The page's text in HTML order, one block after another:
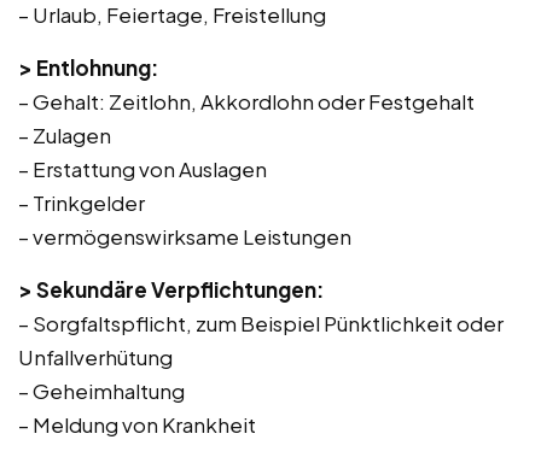
– Urlaub, Feiertage, Freistellung
> Entlohnung:
– Gehalt: Zeitlohn, Akkordlohn oder Festgehalt
– Zulagen
– Erstattung von Auslagen
– Trinkgelder
– vermögenswirksame Leistungen
> Sekundäre Verpflichtungen:
– Sorgfaltspflicht, zum Beispiel Pünktlichkeit oder
Unfallverhütung
– Geheimhaltung
– Meldung von Krankheit